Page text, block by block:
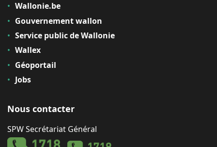
Wallonie.be
Gouvernement wallon
Service public de Wallonie
Wallex
Géoportail
Jobs
Nous contacter
SPW Secrétariat Général